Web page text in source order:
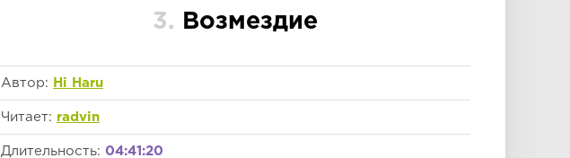
3. Возмездие
Автор: Hi Haru
Читает: radvin
Длительность: 04:41:20